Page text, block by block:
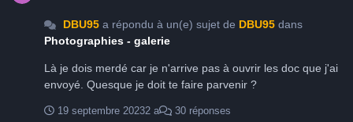
DBU95a répondu à un(e) sujet de DBU95dans
Photographies - galerie
Là je dois merdé car je n'arrive pas à ouvrir les doc que j'ai
envoyé. Quesque je doit te faire parvenir ?
19 septembre 20232 a 30 réponses